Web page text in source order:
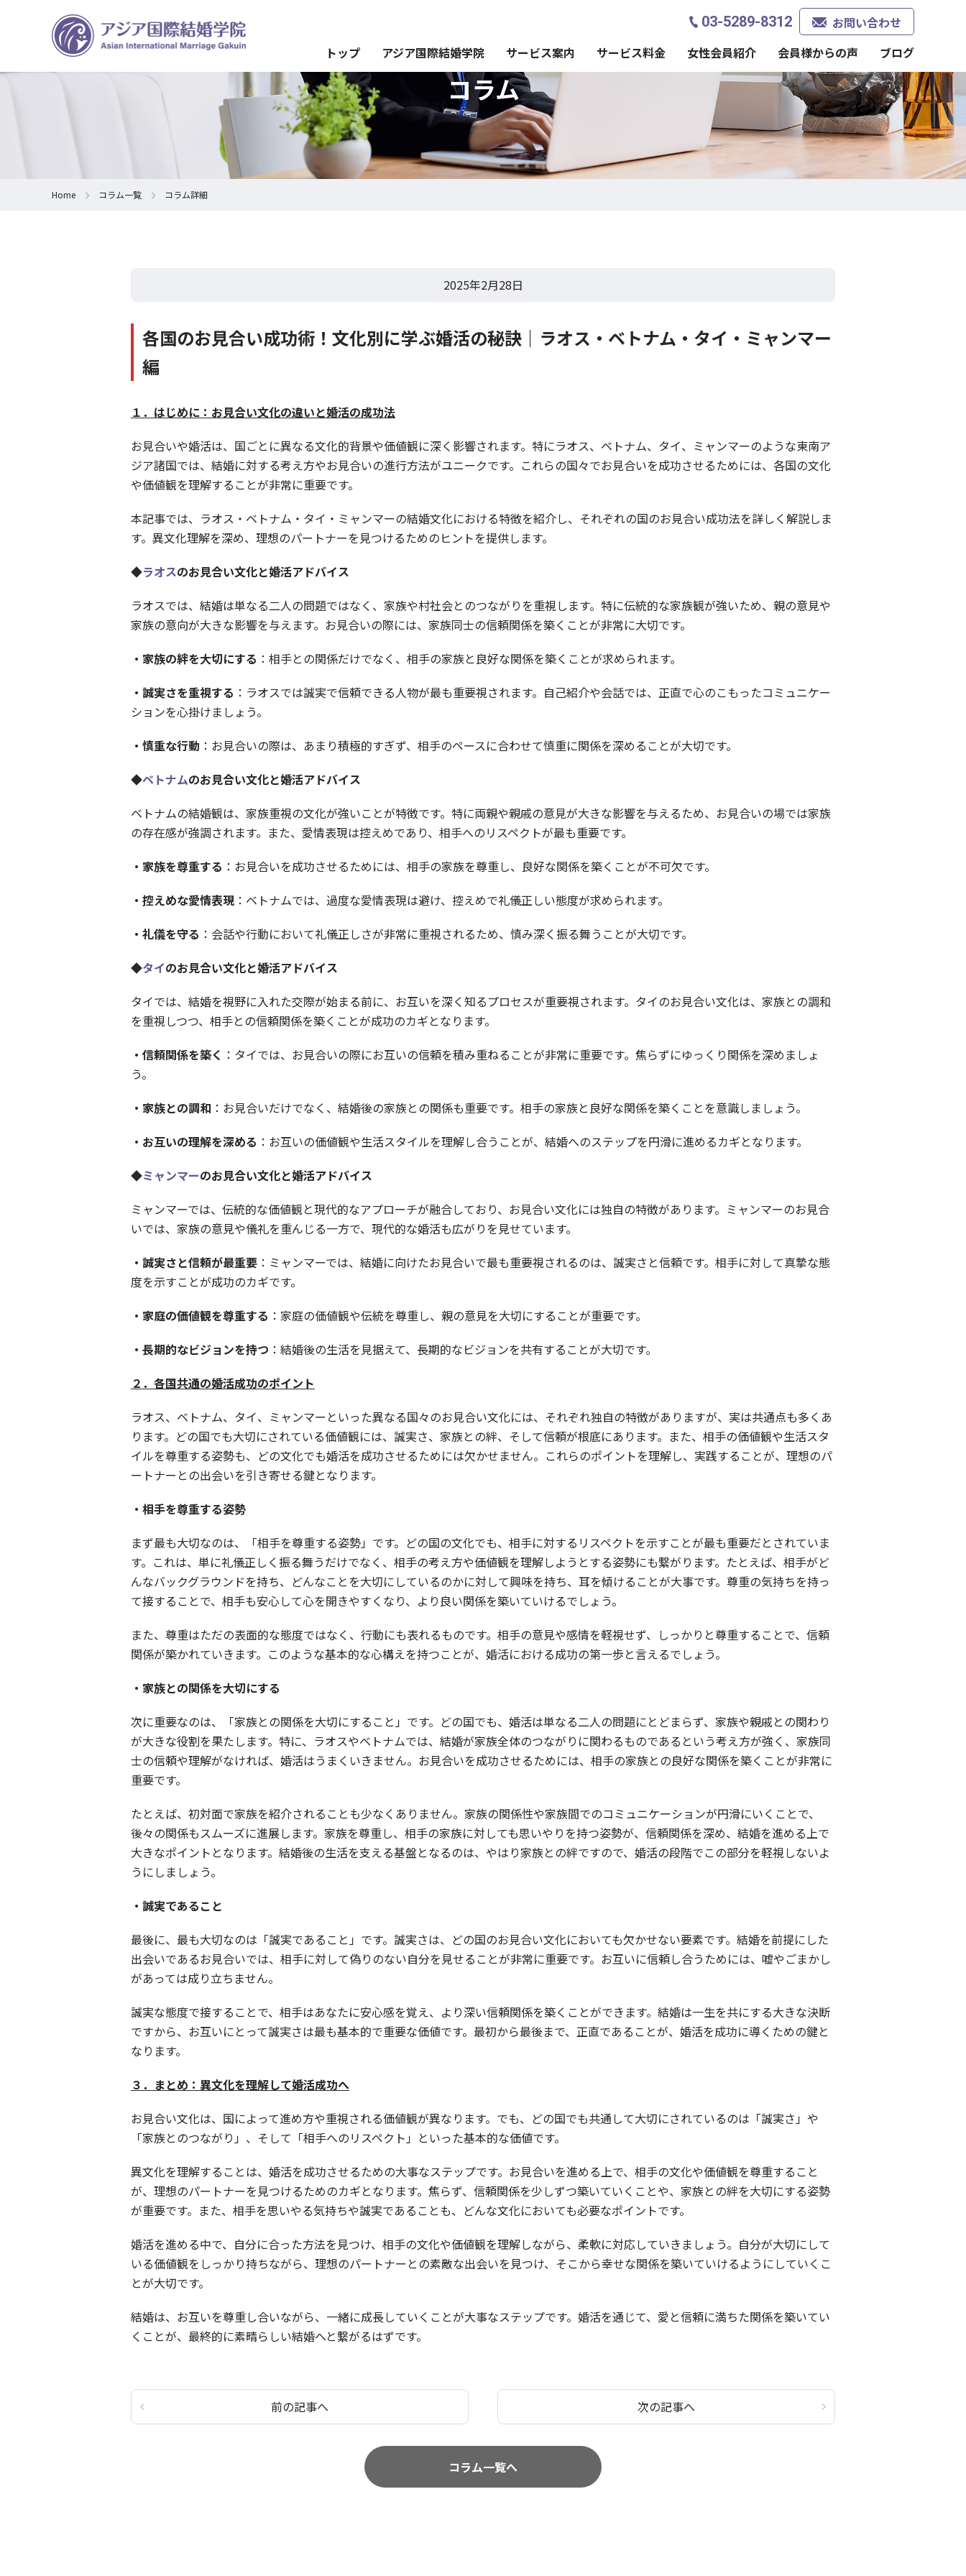
03-5289-8312
お問い合わせ
トップ
アジア国際結婚学院 サービス案内 サービス料金 女性会員紹介 会員様からの声 ブログ
コラム
Home コラム一覧 コラム詳細
2025年2月28日
各国のお見合い成功術！文化別に学ぶ婚活の秘訣｜ラオス・ベトナム・タイ・ミャンマー
編
１．はじめに：お見合い文化の違いと婚活の成功法
お見合いや婚活は、国ごとに異なる文化的背景や価値観に深く影響されます。特にラオス、ベトナム、タイ、ミャンマーのような東南ア
ジア諸国では、結婚に対する考え方やお見合いの進行方法がユニークです。これらの国々でお見合いを成功させるためには、各国の文化
や価値観を理解することが非常に重要です。
本記事では、ラオス・ベトナム・タイ・ミャンマーの結婚文化における特徴を紹介し、それぞれの国のお見合い成功法を詳しく解説しま
す。異文化理解を深め、理想のパートナーを見つけるためのヒントを提供します。
◆ラオスのお見合い文化と婚活アドバイス
ラオスでは、結婚は単なる二人の問題ではなく、家族や村社会とのつながりを重視します。特に伝統的な家族観が強いため、親の意見や
家族の意向が大きな影響を与えます。お見合いの際には、家族同士の信頼関係を築くことが非常に大切です。
・家族の絆を大切にする ：相手との関係だけでなく、相手の家族と良好な関係を築くことが求められます。
・誠実さを重視する ：ラオスでは誠実で信頼できる人物が最も重要視されます。自己紹介や会話では、正直で心のこもったコミュニケー
ションを心掛けましょう。
・慎重な行動 ：お見合いの際は、あまり積極的すぎず、相手のペースに合わせて慎重に関係を深めることが大切です。
◆ベトナムのお見合い文化と婚活アドバイス
ベトナムの結婚観は、家族重視の文化が強いことが特徴です。特に両親や親戚の意見が大きな影響を与えるため、お見合いの場では家族
の存在感が強調されます。また、愛情表現は控えめであり、相手へのリスペクトが最も重要です。
・家族を尊重する ：お見合いを成功させるためには、相手の家族を尊重し、良好な関係を築くことが不可欠です。
・控えめな愛情表現 ：ベトナムでは、過度な愛情表現は避け、控えめで礼儀正しい態度が求められます。
・礼儀を守る ：会話や行動において礼儀正しさが非常に重視されるため、慎み深く振る舞うことが大切です。
◆タイのお見合い文化と婚活アドバイス
タイでは、結婚を視野に入れた交際が始まる前に、お互いを深く知るプロセスが重要視されます。タイのお見合い文化は、家族との調和
を重視しつつ、相手との信頼関係を築くことが成功のカギとなります。
・信頼関係を築く ：タイでは、お見合いの際にお互いの信頼を積み重ねることが非常に重要です。焦らずにゆっくり関係を深めましょ
う。
・家族との調和 ：お見合いだけでなく、結婚後の家族との関係も重要です。相手の家族と良好な関係を築くことを意識しましょう。
・お互いの理解を深める ：お互いの価値観や生活スタイルを理解し合うことが、結婚へのステップを円滑に進めるカギとなります。
◆ミャンマーのお見合い文化と婚活アドバイス
ミャンマーでは、伝統的な価値観と現代的なアプローチが融合しており、お見合い文化には独自の特徴があります。ミャンマーのお見合
いでは、家族の意見や儀礼を重んじる一方で、現代的な婚活も広がりを見せています。
・誠実さと信頼が最重要 ：ミャンマーでは、結婚に向けたお見合いで最も重要視されるのは、誠実さと信頼です。相手に対して真摯な態
度を示すことが成功のカギです。
・家庭の価値観を尊重する ：家庭の価値観や伝統を尊重し、親の意見を大切にすることが重要です。
・長期的なビジョンを持つ ：結婚後の生活を見据えて、長期的なビジョンを共有することが大切です。
２．各国共通の婚活成功のポイント
ラオス、ベトナム、タイ、ミャンマーといった異なる国々のお見合い文化には、それぞれ独自の特徴がありますが、実は共通点も多くあ
ります。どの国でも大切にされている価値観には、誠実さ、家族との絆、そして信頼が根底にあります。また、相手の価値観や生活スタ
イルを尊重する姿勢も、どの文化でも婚活を成功させるためには欠かせません。これらのポイントを理解し、実践することが、理想のパ
ートナーとの出会いを引き寄せる鍵となります。
・相手を尊重する姿勢
まず最も大切なのは、「相手を尊重する姿勢」です。どの国の文化でも、相手に対するリスペクトを示すことが最も重要だとされていま
す。これは、単に礼儀正しく振る舞うだけでなく、相手の考え方や価値観を理解しようとする姿勢にも繋がります。たとえば、相手がど
んなバックグラウンドを持ち、どんなことを大切にしているのかに対して興味を持ち、耳を傾けることが大事です。尊重の気持ちを持っ
て接することで、相手も安心して心を開きやすくなり、より良い関係を築いていけるでしょう。
また、尊重はただの表面的な態度ではなく、行動にも表れるものです。相手の意見や感情を軽視せず、しっかりと尊重することで、信頼
関係が築かれていきます。このような基本的な心構えを持つことが、婚活における成功の第一歩と言えるでしょう。
・家族との関係を大切にする
次に重要なのは、「家族との関係を大切にすること」です。どの国でも、婚活は単なる二人の問題にとどまらず、家族や親戚との関わり
が大きな役割を果たします。特に、ラオスやベトナムでは、結婚が家族全体のつながりに関わるものであるという考え方が強く、家族同
士の信頼や理解がなければ、婚活はうまくいきません。お見合いを成功させるためには、相手の家族との良好な関係を築くことが非常に
重要です。
たとえば、初対面で家族を紹介されることも少なくありません。家族の関係性や家族間でのコミュニケーションが円滑にいくことで、
後々の関係もスムーズに進展します。家族を尊重し、相手の家族に対しても思いやりを持つ姿勢が、信頼関係を深め、結婚を進める上で
大きなポイントとなります。結婚後の生活を支える基盤となるのは、やはり家族との絆ですので、婚活の段階でこの部分を軽視しないよ
うにしましょう。
・誠実であること
最後に、最も大切なのは「誠実であること」です。誠実さは、どの国のお見合い文化においても欠かせない要素です。結婚を前提にした
出会いであるお見合いでは、相手に対して偽りのない自分を見せることが非常に重要です。お互いに信頼し合うためには、嘘やごまかし
があっては成り立ちません。
誠実な態度で接することで、相手はあなたに安心感を覚え、より深い信頼関係を築くことができます。結婚は一生を共にする大きな決断
ですから、お互いにとって誠実さは最も基本的で重要な価値です。最初から最後まで、正直であることが、婚活を成功に導くための鍵と
なります。
３．まとめ：異文化を理解して婚活成功へ
お見合い文化は、国によって進め方や重視される価値観が異なります。でも、どの国でも共通して大切にされているのは「誠実さ」や
「家族とのつながり」、そして「相手へのリスペクト」といった基本的な価値です。
異文化を理解することは、婚活を成功させるための大事なステップです。お見合いを進める上で、相手の文化や価値観を尊重すること
が、理想のパートナーを見つけるためのカギとなります。焦らず、信頼関係を少しずつ築いていくことや、家族との絆を大切にする姿勢
が重要です。また、相手を思いやる気持ちや誠実であることも、どんな文化においても必要なポイントです。
婚活を進める中で、自分に合った方法を見つけ、相手の文化や価値観を理解しながら、柔軟に対応していきましょう。自分が大切にして
いる価値観をしっかり持ちながら、理想のパートナーとの素敵な出会いを見つけ、そこから幸せな関係を築いていけるようにしていくこ
とが大切です。
結婚は、お互いを尊重し合いながら、一緒に成長していくことが大事なステップです。婚活を通じて、愛と信頼に満ちた関係を築いてい
くことが、最終的に素晴らしい結婚へと繋がるはずです。
前の記事へ 次の記事へ
コラム一覧へ